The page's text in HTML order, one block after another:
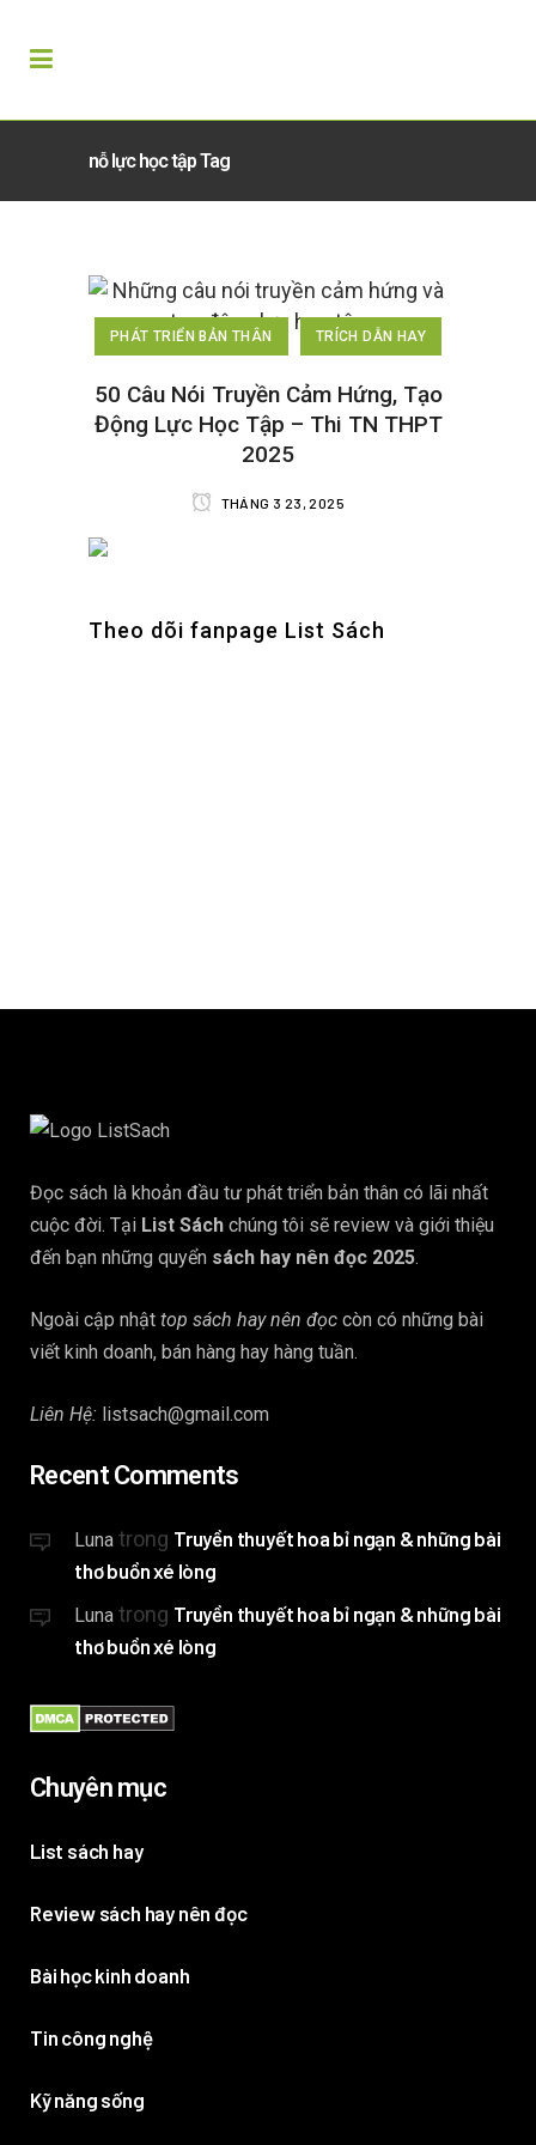
nỗ lực học tập Tag
PHÁT TRIỂN BẢN THÂN TRÍCH DẪN HAY
50 Câu Nói Truyền Cảm Hứng, Tạo
Động Lực Học Tập – Thi TN THPT
2025
THÁNG 3 23, 2025
Theo dõi fanpage List Sách
Đọc sách là khoản đầu tư phát triển bản thân có lãi nhất
cuộc đời. Tại List Sách chúng tôi sẽ review và giới thiệu
đến bạn những quyển sách hay nên đọc 2025.
Ngoài cập nhật top sách hay nên đọc còn có những bài
viết kinh doanh, bán hàng hay hàng tuần.
Liên Hệ: listsach@gmail.com
Recent Comments
Luna trong Truyền thuyết hoa bỉ ngạn & những bài
thơ buồn xé lòng
Luna trong Truyền thuyết hoa bỉ ngạn & những bài
thơ buồn xé lòng
Chuyên mục
List sách hay
Review sách hay nên đọc
Bài học kinh doanh
Tin công nghệ
Kỹ năng sống